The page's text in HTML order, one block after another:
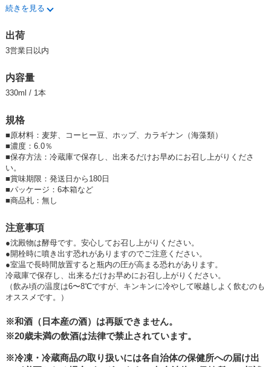
【種類】Coffee Amber Ale
【品目】発泡酒
【容量】330ml
2021年 11/3 オープン。ボトルビールをオンラインと店頭で販売開始。
音楽イベントの差し入れや、お祝い事のギフトとしても好評をいただいて
音楽を聴きながらビールが飲める場所を、という想いから季節ごとにミニ
コンサートを開催し、
みなさまが気軽に遊びに来られるようなブルワリーを目指しています。
バタフライブルワリーの名前の由来は、蝶に似ている愛知県春日井市の形
です。
蝶のように舞い上がってゆきたいです。
続きを見る
出荷
3営業日以内
内容量
330ml / 1本
規格
■原材料：麦芽、コーヒー豆、ホップ、カラギナン（海藻類）
■濃度：6.0％
■保存方法：冷蔵庫で保存し、出来るだけお早めにお召し上がりくださ
い。
■賞味期限：発送日から180日
■パッケージ：6本箱など
■商品札：無し
注意事項
●沈殿物は酵母です。安心してお召し上がりください。
●開栓時に噴き出す恐れがありますのでご注意ください。
●室温で長時間放置すると瓶内の圧が高まる恐れがあります。
冷蔵庫で保存し、出来るだけお早めにお召し上がりください。
（飲み頃の温度は6〜8℃ですが、キンキンに冷やして喉越しよく飲むのも
オススメです。）
※和酒（日本産の酒）は再販できません。
※20歳未満の飲酒は法律で禁止されています。
※冷凍・冷蔵商品の取り扱いには各自治体の保健所への届け出